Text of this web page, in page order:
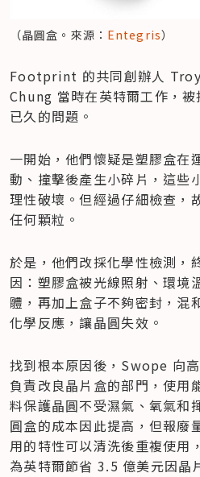
（晶圓盒。來源： Entegris）
​Footprint 的共同創辦人
Chung 當時在英特爾工作，
已久的問題。
一開始，他們懷疑是塑膠盒在
動、撞擊後產生小碎片，這些
理性破壞。但經過仔細檢查，
任何顆粒。
於是，他們改採化學性檢測，
因：塑膠盒被光線照射、環境
體，再加上盒子不夠密封，混
化學反應，讓晶圓失效。
找到根本原因後，Swope 向
負責改良晶片盒的部門，使用
料保護晶圓不受濕氣、氧氣和
圓盒的成本因此提高，但報廢
用的特性可以清洗後重複使用
為英特爾節省 3.5 億美元因晶